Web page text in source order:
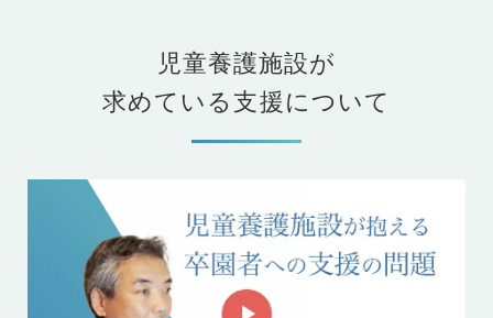
児童養護施設が
求めている支援について